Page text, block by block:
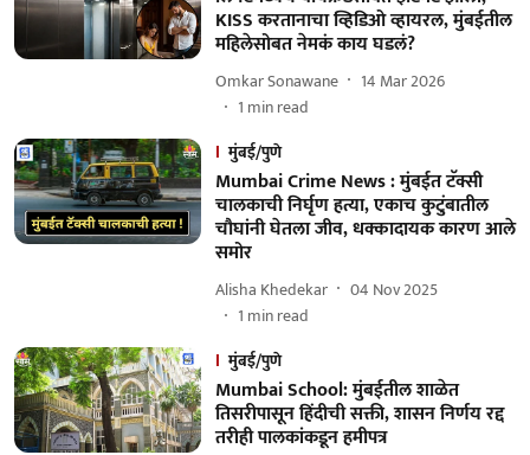
KISS करतानाचा व्हिडिओ व्हायरल, मुंबईतील
महिलेसोबत नेमकं काय घडलं?
Omkar Sonawane
14 Mar 2026
1 min read
मुंबई/पुणे
Mumbai Crime News : मुंबईत टॅक्सी
चालकाची निर्घृण हत्या, एकाच कुटुंबातील
चौघांनी घेतला जीव, धक्कादायक कारण आले
समोर
Alisha Khedekar
04 Nov 2025
1 min read
मुंबई/पुणे
Mumbai School: मुंबईतील शाळेत
तिसरीपासून हिंदीची सक्ती, शासन निर्णय रद्द
तरीही पालकांकडून हमीपत्र